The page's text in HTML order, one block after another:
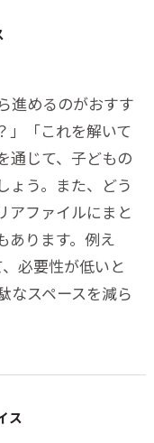
進めるのがおすす
」「これを解いて
通じて、子どもの
ょう。また、どう
アファイルにまと
あります。例え
必要性が低いと
なスペースを減ら
ス